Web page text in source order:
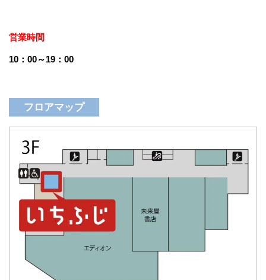
営業時間
10：00～19：00
フロアマップ